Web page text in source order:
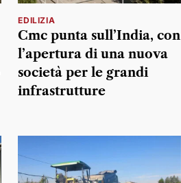
EDILIZIA
Cmc punta sull’India, con
l’apertura di una nuova
società per le grandi
infrastrutture